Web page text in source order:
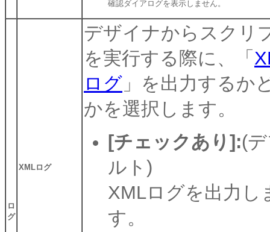
確認ダイアログを表示しません。
ロ
グ
XMLログ
デザイナからスクリ
を実行する際に、「
ログ 」を出力するか
かを選択します。
[チェックあり]:(
ルト)
XMLログを出力し
す。